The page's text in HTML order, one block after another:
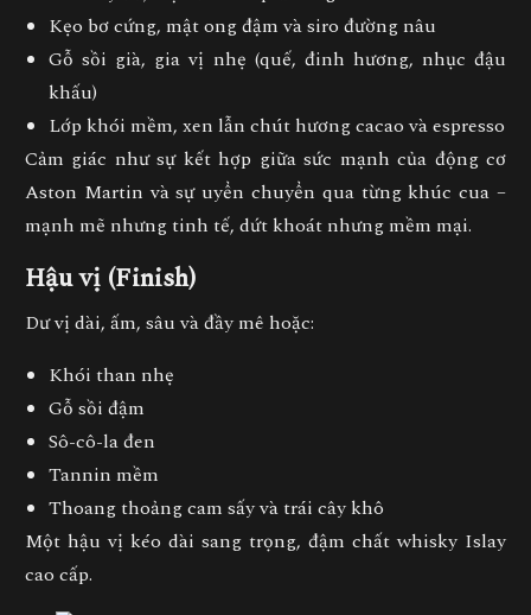
Kẹo bơ cứng, mật ong đậm và siro đường nâu
Gỗ sồi già, gia vị nhẹ (quế, đinh hương, nhục đậu
khấu)
Lớp khói mềm, xen lẫn chút hương cacao và espresso
Cảm giác như sự kết hợp giữa sức mạnh của động cơ
Aston Martin và sự uyển chuyển qua từng khúc cua –
mạnh mẽ nhưng tinh tế, dứt khoát nhưng mềm mại.
Hậu vị (Finish)
Dư vị dài, ấm, sâu và đầy mê hoặc:
Khói than nhẹ
Gỗ sồi đậm
Sô-cô-la đen
Tannin mềm
Thoang thoảng cam sấy và trái cây khô
Một hậu vị kéo dài sang trọng, đậm chất whisky Islay
cao cấp.